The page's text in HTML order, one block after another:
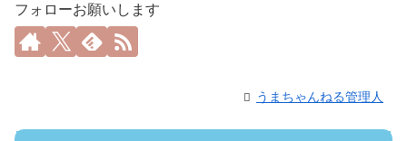
フォローお願いします
うまちゃんねる管理人